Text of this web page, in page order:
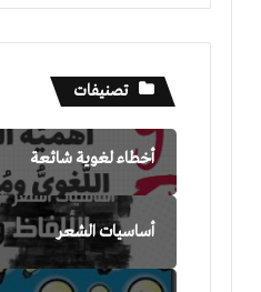
تصنيفات
أخطاء لغوية شائعة
أساسيات الشعر